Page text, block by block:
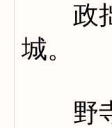
政拙
城。
野寺